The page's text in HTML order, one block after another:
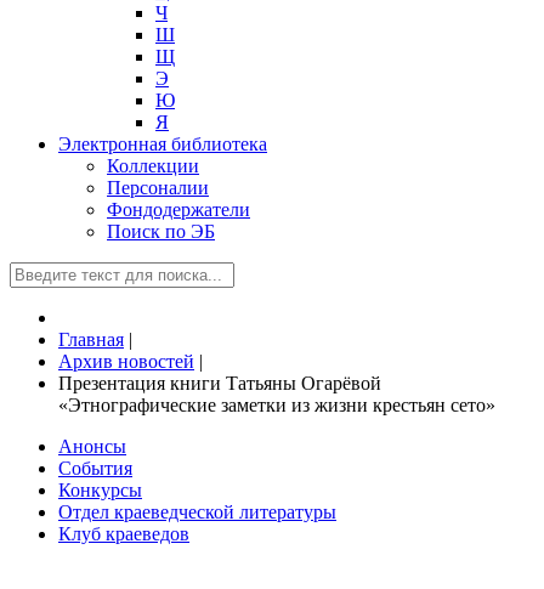
Ч
Ш
Щ
Э
Ю
Я
Электронная библиотека
Коллекции
Персоналии
Фондодержатели
Поиск по ЭБ
Главная |
Архив новостей |
Презентация книги Татьяны Огарёвой
«Этнографические заметки из жизни крестьян сето»
Анонсы
События
Конкурсы
Отдел краеведческой литературы
Клуб краеведов